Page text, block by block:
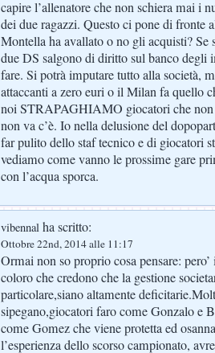
capire l’allenatore che non schiera mai i
dei due ragazzi. Questo ci pone di fronte
Montella ha avallato o no gli acquisti? Se
due DS salgono di diritto sul banco degli
fare. Si potrà imputare tutto alla società,
attaccanti a zero euri o il Milan fa quello
noi STRAPAGHIAMO giocatori che non
non va c’è. Io nella delusione del
far pulito dello staf tecnico e di giocatori
vediamo come vanno le prossime gare
con l’acqua sporca.
vibennal ha scritto:
Ottobre 22nd, 2014 alle 11:17
Ormai non so proprio cosa pensare:
coloro che credono che la gestione
particolare,siano altamente
sipegano,giocatori faro come Gonzalo e
come Gomez che viene protetta ed
l’esperienza dello scorso campionato,